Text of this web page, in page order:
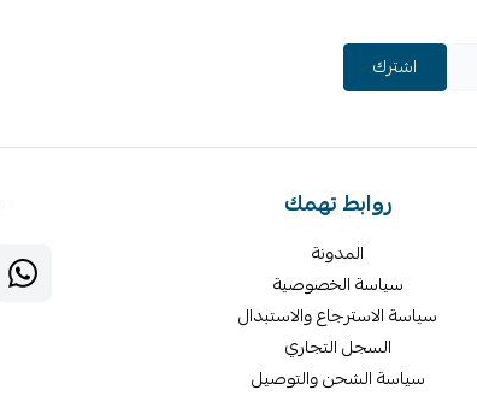
اشترك
روابط تهمك
المدونة
سياسة الخصوصية
سياسة الاسترجاع والاستبدال
السجل التجاري
سياسة الشحن والتوصيل